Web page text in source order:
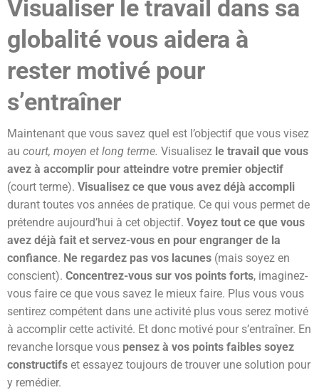
Visualiser le travail dans sa
globalité vous aidera à
rester motivé pour
s’entraîner
Maintenant que vous savez quel est l’objectif que vous visez
au court, moyen et long terme. Visualisez le travail que vous
avez à accomplir pour atteindre votre premier objectif
(court terme). Visualisez ce que vous avez déjà accompli
durant toutes vos années de pratique. Ce qui vous permet de
prétendre aujourd’hui à cet objectif. Voyez tout ce que vous
avez déjà fait et servez-vous en pour engranger de la
confiance. Ne regardez pas vos lacunes (mais soyez en
conscient). Concentrez-vous sur vos points forts, imaginez-
vous faire ce que vous savez le mieux faire. Plus vous vous
sentirez compétent dans une activité plus vous serez motivé
à accomplir cette activité. Et donc motivé pour s’entraîner. En
revanche lorsque vous pensez à vos points faibles soyez
constructifs et essayez toujours de trouver une solution pour
y remédier.